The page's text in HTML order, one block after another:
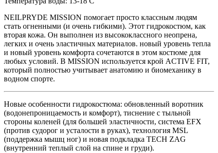
NEILPRYDE MISSION помогает просто классным людям
стать огненными (и очень гибкими). Этот гидрокостюм, как
вторая кожа. Он выполнен из высококлассного неопрена,
легких и очень эластичных материалов. новый уровень тепла
и новый уровень комфорта сочетаются в этом костюме для
любых условий. В MISSION используется крой ACTIVE FIT,
который полностью учитывает анатомию и биомеханику в
водном спорте.
Новые особенности гидрокостюма: обновленный воротник
(водонепроницаемость и комфорт), тиснение с тыльной
стороны коленей (для большей эластичности, система EFX
(против судорог и усталости в руках), технология MSL
(поддержка мышц ног) и новая подкладка TECH ZAG
(внутренний теплый слой на спине и груди).